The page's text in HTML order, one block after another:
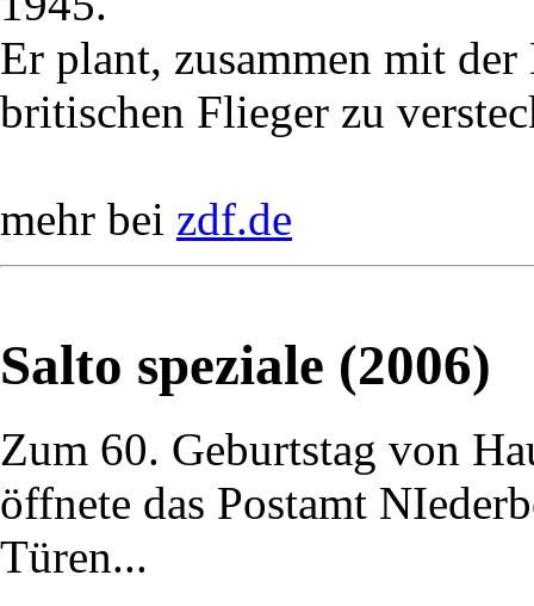
Er plant, zusammen mit
britischen Flieger zu
mehr bei zdf.de
Salto speziale (2006)
Zum 60. Geburtstag von
öffnete das Postamt
Türen...